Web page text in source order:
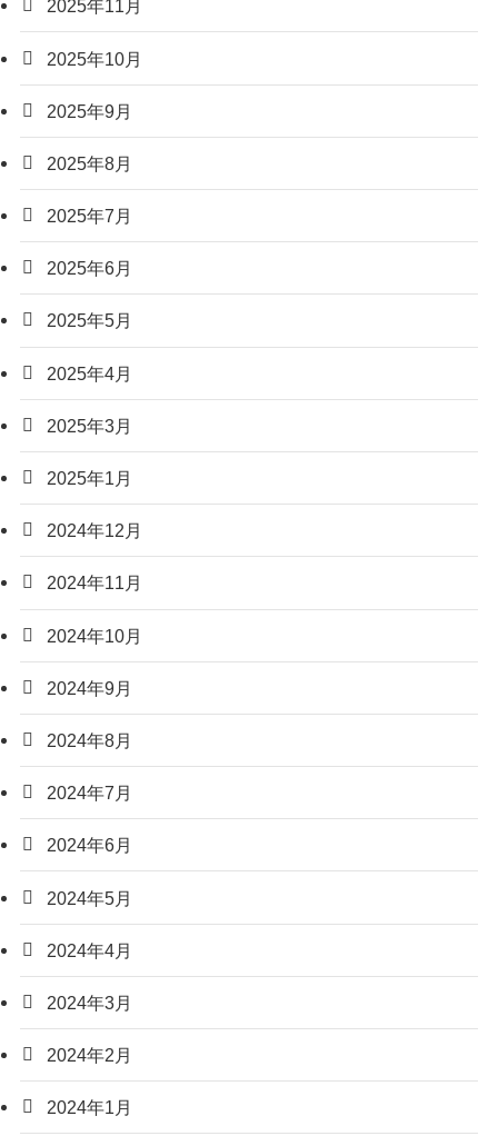
2025年11月
2025年10月
2025年9月
2025年8月
2025年7月
2025年6月
2025年5月
2025年4月
2025年3月
2025年1月
2024年12月
2024年11月
2024年10月
2024年9月
2024年8月
2024年7月
2024年6月
2024年5月
2024年4月
2024年3月
2024年2月
2024年1月